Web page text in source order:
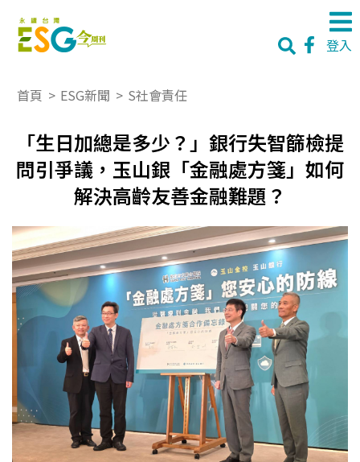
登入
首頁 > ESG新聞 > S社會責任
「生日加總是多少？」銀行失智篩檢提
問引爭議，玉山銀「金融處方箋」如何
解決高齡友善金融難題？